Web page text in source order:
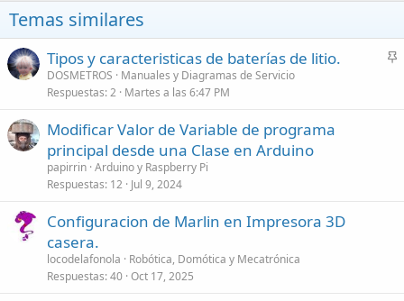
Temas similares
A
Tipos y caracteristicas de baterías de litio.
DOSMETROS
Manuales y Diagramas de Servicio
Respuestas 2 Martes a las 6:47 PM
Modificar Valor de Variable de programa
principal desde una Clase en Arduino
papirrin Arduino y Raspberry Pi
Respuestas 12 Jul 9, 2024
Configuracion de Marlin en Impresora 3D
casera.
locodelafonola
Robótica, Domótica y Mecatrónica
Respuestas 40 Oct 17, 2025